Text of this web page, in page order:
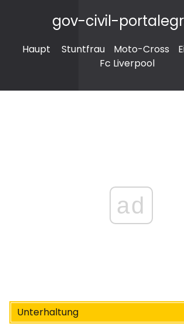
gov-civil-
Haupt Stuntfrau Moto-Cross
Fc Liverpool
ad
Unterhaltung